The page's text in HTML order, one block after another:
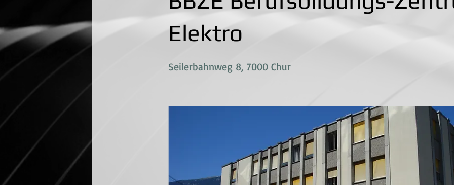
Elektro
Seilerbahnweg 8, 7000 Chur